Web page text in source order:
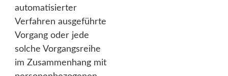
automatisierter
Verfahren ausgeführte
Vorgang oder jede
solche Vorgangsreihe
im Zusammenhang mit